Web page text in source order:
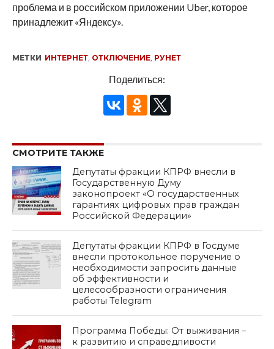
проблема и в российском приложении Uber, которое
принадлежит «Яндексу».
МЕТКИ ИНТЕРНЕТ, ОТКЛЮЧЕНИЕ, РУНЕТ
Поделиться:
СМОТРИТЕ ТАКЖЕ
Депутаты фракции КПРФ внесли в
Государственную Думу
законопроект «О государственных
гарантиях цифровых прав граждан
Российской Федерации»
Депутаты фракции КПРФ в Госдуме
внесли протокольное поручение о
необходимости запросить данные
об эффективности и
целесообразности ограничения
работы Telegram
Программа Победы: От выживания –
к развитию и справедливости